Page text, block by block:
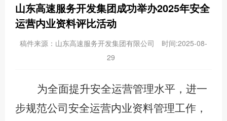
山东高速服务开发集团成功举办2025年安全
运营内业资料评比活动
稿件来源：山东高速服务开发集团有限公司
时间:2025-08-
29
为全面提升安全运营管理水平，进一
步规范公司安全运营内业资料管理工作，